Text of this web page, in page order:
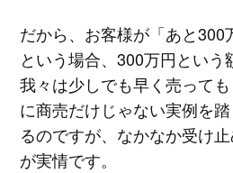
だから、お客様が「あと300
という場合、300万円という
我々は少しでも早く売って
に商売だけじゃない実例を
るのですが、なかなか受け
が実情です。